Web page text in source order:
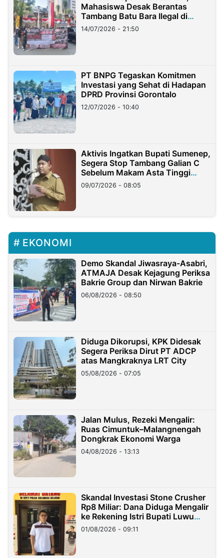
Mahasiswa Desak Berantas
Tambang Batu Bara Ilegal di
Lampung
14/07/2026 - 21:50
PT BNPG Tegaskan Komitmen
Investasi yang Sehat di Hadapan
DPRD Provinsi Gorontalo
12/07/2026 - 10:40
Aktivis Ingatkan Bupati Sumenep,
Segera Stop Tambang Galian C
Sebelum Makam Asta Tinggi
Longsor
09/07/2026 - 08:05
EKONOMI
Demo Skandal Jiwasraya-Asabri,
ATMAJA Desak Kejagung Periksa
Bakrie Group dan Nirwan Bakrie
06/08/2026 - 08:50
Diduga Dikorupsi, KPK Didesak
Segera Periksa Dirut PT ADCP
atas Mangkraknya LRT City
05/08/2026 - 07:05
Jalan Mulus, Rezeki Mengalir:
Ruas Cimuntuk–Malangnengah
Dongkrak Ekonomi Warga
04/08/2026 - 13:13
Skandal Investasi Stone Crusher
Rp8 Miliar: Dana Diduga Mengalir
ke Rekening Istri Bupati Luwu
Timur
01/08/2026 - 09:11